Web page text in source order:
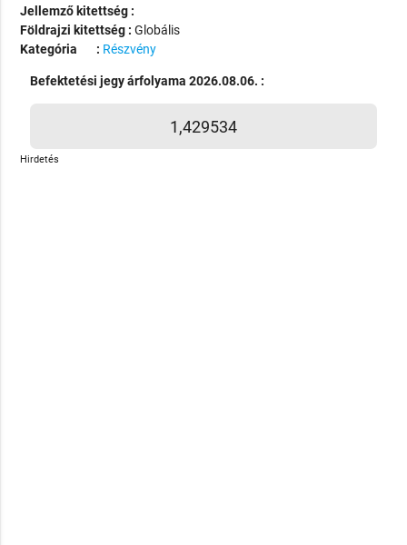
Jellemző kitettség :
Földrajzi kitettség :Globális
Kategória : Részvény
Befektetési jegy árfolyama 2026.08.06. :
1,429534
Hirdetés